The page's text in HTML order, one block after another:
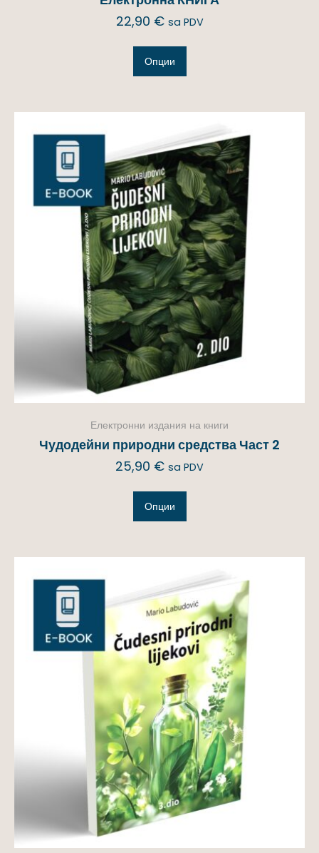
22,90 € sa PDV
Опции
Електронни издания на книги
Чудодейни природни средства Част 2
25,90 € sa PDV
Опции